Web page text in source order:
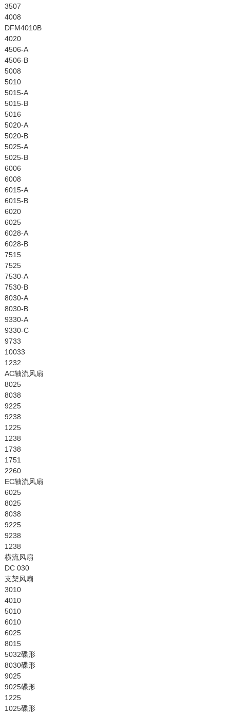
3507
4008
DFM4010B
4020
4506-A
4506-B
5008
5010
5015-A
5015-B
5016
5020-A
5020-B
5025-A
5025-B
6006
6008
6015-A
6015-B
6020
6025
6028-A
6028-B
7515
7525
7530-A
7530-B
8030-A
8030-B
9330-A
9330-C
9733
10033
1232
AC轴流风扇
8025
8038
9225
9238
1225
1238
1738
1751
2260
EC轴流风扇
6025
8025
8038
9225
9238
1238
横流风扇
DC 030
支架风扇
3010
4010
5010
6010
6025
8015
5032碟形
8030碟形
9025
9025碟形
1225
1025碟形